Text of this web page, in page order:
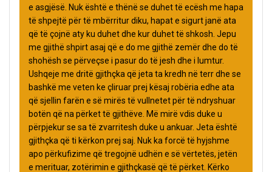
e asgjësë. Nuk është e thënë se duhet të ecësh me hapa
të shpejtë për të mbërritur diku, hapat e sigurt janë ata
që të çojnë aty ku duhet dhe kur duhet të shkosh. Jepu
me gjithë shpirt asaj që e do me gjithë zemër dhe do të
shohësh se përveçse i pasur do të jesh dhe i lumtur.
Ushqeje me dritë gjithçka që jeta ta kredh në terr dhe se
bashkë me veten ke çliruar prej kësaj robëria edhe ata
që sjellin farën e së mirës të vullnetet për të ndryshuar
botën që na përket të gjithëve. Më mirë vdis duke u
përpjekur se sa të zvarritesh duke u ankuar. Jeta është
gjithçka që ti kërkon prej saj. Nuk ka forcë të hyjshme
apo përkufizime që tregojnë udhën e së vërtetës, jetën
e merituar, zotërimin e gjithçkasë që të përket. Kërko